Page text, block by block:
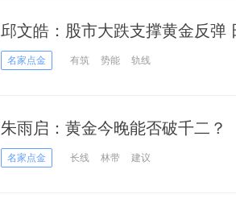
邱文皓：股市大跌支撑黄金反弹
名家点金 有筑 势能 轨线
朱雨启：黄金今晚能否破千二？
名家点金 长线 林带 建议